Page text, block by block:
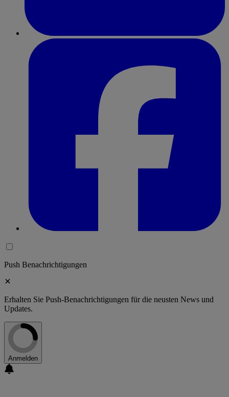
Push Benachrichtigungen
Erhalten Sie Push-Benachrichtigungen für die neusten News und
Updates.
Anmelden